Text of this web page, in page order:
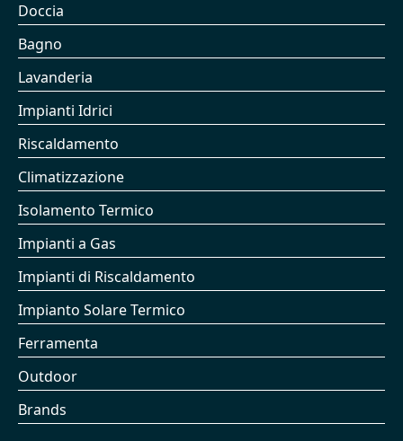
Doccia
Bagno
Lavanderia
Impianti Idrici
Riscaldamento
Climatizzazione
Isolamento Termico
Impianti a Gas
Impianti di Riscaldamento
Impianto Solare Termico
Ferramenta
Outdoor
Brands